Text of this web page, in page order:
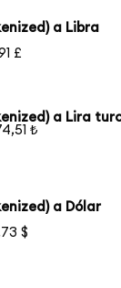
a Libra
£
a Lira
₺
a Dólar
$